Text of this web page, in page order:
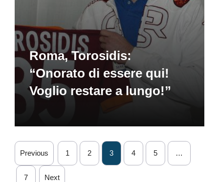
Roma, Torosidis:
“Onorato di essere qui!
Voglio restare a lungo!”
Previous 1 2 3 4 5 …
7 Next